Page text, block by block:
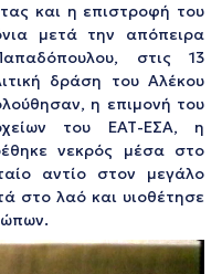
και η επιστροφή του
μετά την απόπειρα
στις 13
δράση του Αλέκου
η επιμονή του
του ΕΑΤ-ΕΣΑ, η
νεκρός μέσα στο
αντίο στον μεγάλο
στο λαό και υιοθέτησε